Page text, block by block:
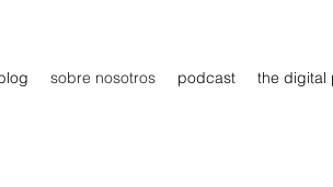
sobre nosotros podcast the digital